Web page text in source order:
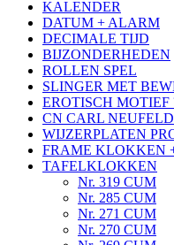
KALENDER
DATUM + ALARM
DECIMALE TIJD
BIJZONDERHEDEN
ROLLEN SPEL
SLINGER MET
EROTISCH MOTIEF
CN CARL NEUFELD
WIJZERPLATEN
FRAME KLOKKEN
TAFELKLOKKEN
Nr. 319 CUM
Nr. 285 CUM
Nr. 271 CUM
Nr. 270 CUM